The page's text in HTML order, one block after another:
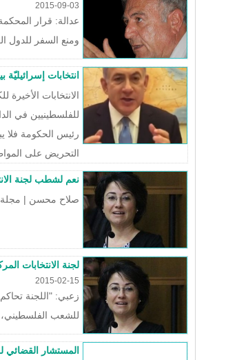
2015-09-03
عدالة: قرار
ومنع السفر للدول
انتخابات
الانتخابات
للفلسطينيين في
رئيس الحكومة فلا
التحريض على
نعم لشطب لجنة
صلاح محسن | مجلة
لجنة الانتخابات
2015-02-15
زعبي: "اللجنة
للشعب الفلسطيني،
المستشار القضائي